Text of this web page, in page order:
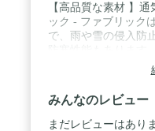
【高品質な素材 】
ック - ファブリック
で、雨や雪の侵入防
質を採用し、軽量で
水防寒性能に優れる
れを防止できます。
つけるアジャスター
の調節ゴム、でしっ
みんなのレビュー
まだレビューはあり